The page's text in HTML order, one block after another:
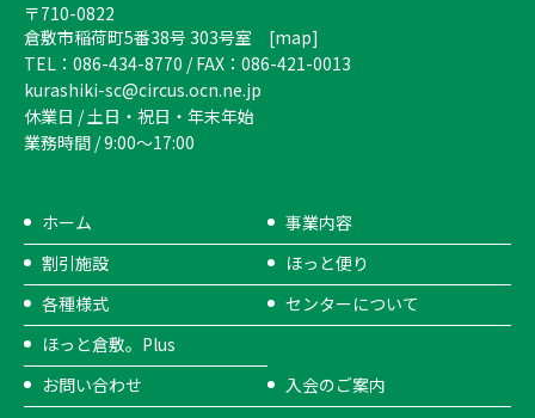
〒710-0822
倉敷市稲荷町5番38号 303号室 [map]
TEL：086-434-8770 / FAX：086-421-0013
kurashiki-sc@circus.ocn.ne.jp
休業日 / 土日・祝日・年末年始
業務時間 / 9:00～17:00
ホーム
事業内容
割引施設
ほっと便り
各種様式
センターについて
ほっと倉敷。Plus
お問い合わせ
入会のご案内